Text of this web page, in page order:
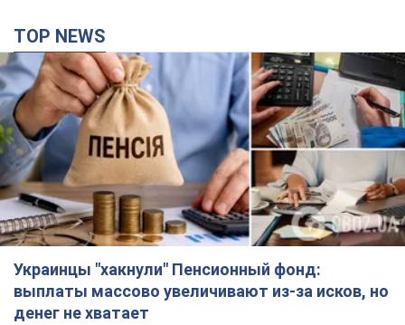
TOP NEWS
Украинцы "хакнули" Пенсионный фонд:
выплаты массово увеличивают из-за исков, но
денег не хватает